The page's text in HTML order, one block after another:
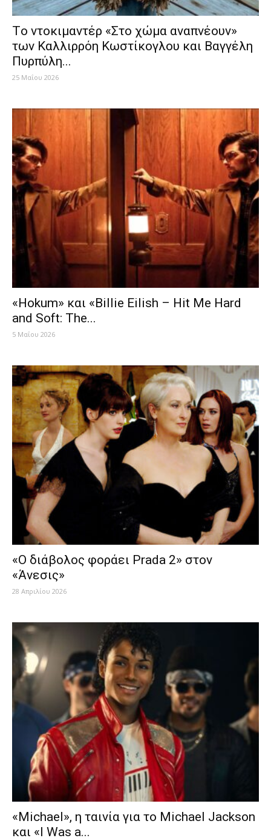
Tο ντοκιμαντέρ «Στο χώμα αναπνέουν»
των Καλλιρρόη Κωστίκογλου και Βαγγέλη
Πυρπύλη...
25 Μαΐου 2026
«Hokum» και «Billie Eilish – Hit Me Hard
and Soft: The...
5 Μαΐου 2026
«Ο διάβολος φοράει Prada 2» στον
«Άνεσις»
28 Απριλίου 2026
«Michael», η ταινία για το Michael Jackson
και «I Was a...